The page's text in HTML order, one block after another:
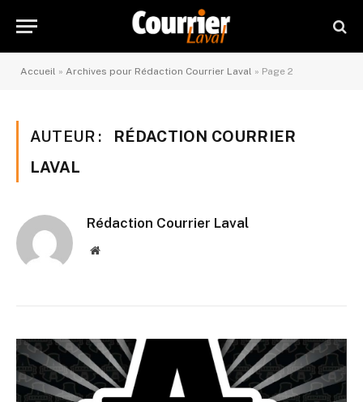
Accueil » Archives pour Rédaction Courrier Laval » Page 2
AUTEUR :
RÉDACTION COURRIER
LAVAL
Rédaction Courrier Laval
Website